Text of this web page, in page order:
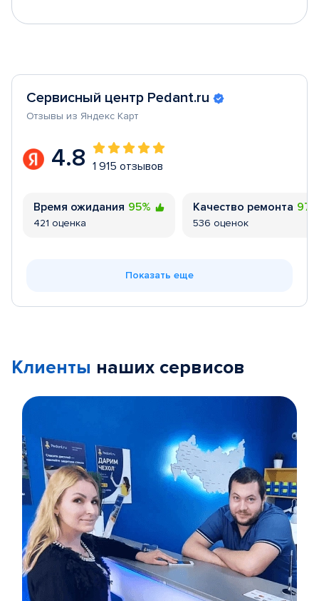
Сервисный центр Pedant.ru
Отзывы из Яндекс Карт
4.8 1 915 отзывов
Время ожидания 95%
421 оценка
Качество ремонта
536 оценок
Показать еще
Клиенты наших сервисов